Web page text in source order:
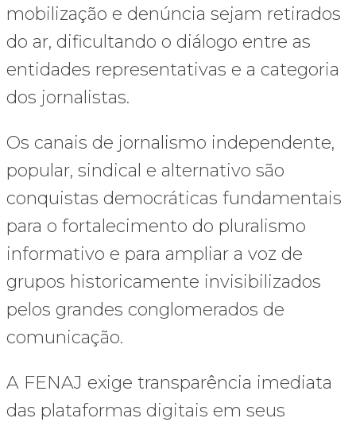
mobilização e denúncia sejam retirados
do ar, dificultando o diálogo entre as
entidades representativas e a categoria
dos jornalistas.
Os canais de jornalismo independente,
popular, sindical e alternativo são
conquistas democráticas fundamentais
para o fortalecimento do pluralismo
informativo e para ampliar a voz de
grupos historicamente invisibilizados
pelos grandes conglomerados de
comunicação.
A FENAJ exige transparência imediata
das plataformas digitais em seus